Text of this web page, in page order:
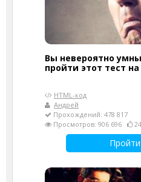
Вы невероятно
пройти этот тест на
HTML-код
Андрей
Прохождений: 478 817
Просмотров: 906 696